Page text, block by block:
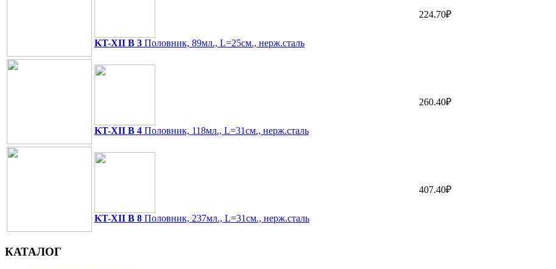
KT-XII B 3 Половник, 89мл., L=25см., нерж.сталь
224.70₽
KT-XII B 4 Половник, 118мл., L=31см., нерж.сталь
260.40₽
KT-XII B 8 Половник, 237мл., L=31см., нерж.сталь
407.40₽
КАТАЛОГ